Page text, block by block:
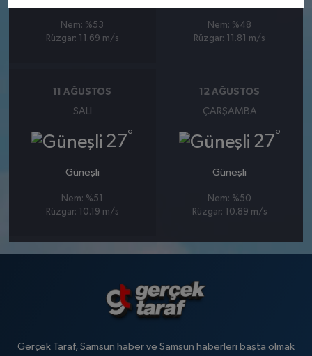
Nem: %53
Rüzgar: 11.69 m/s
Nem: %48
Rüzgar: 11.81 m/s
11 AĞUSTOS
SALI
27°
Güneşli
Nem: %51
Rüzgar: 10.19 m/s
12 AĞUSTOS
ÇARŞAMBA
27°
Güneşli
Nem: %50
Rüzgar: 10.89 m/s
Gerçek Taraf, Samsun haber ve Samsun haberleri başta olmak